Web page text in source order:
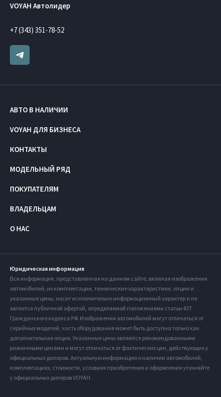
VOYAH Автолидер
+7 (343) 351-78-52
АВТО В НАЛИЧИИ
VOYAH ДЛЯ БИЗНЕСА
КОНТАКТЫ
МОДЕЛЬНЫЙ РЯД
ПОКУПАТЕЛЯМ
ВЛАДЕЛЬЦАМ
О НАС
Юридическая информация
Вся информация, представленная на данном сайте, включая изображения
автомобилей, их комплектации, технические характеристики, опции и
указанные цены, носит исключительно информационный характер и не
является публичной офертой, определяемой положениями статьи 437
Гражданского кодекса РФ. Изображения автомобилей могут отличаться от
серийных моделей, часть оборудования может быть доступна только как
дополнительная опция. Указанные цены являются рекомендованными
розничными ценами и могут отличаться от фактических цен, действующих у
официальных дилеров. Актуальную информацию о наличии автомобилей,
комплектациях, стоимости, условиях приобретения и оформления уточняйте
у официальных дилеров VOYAH.